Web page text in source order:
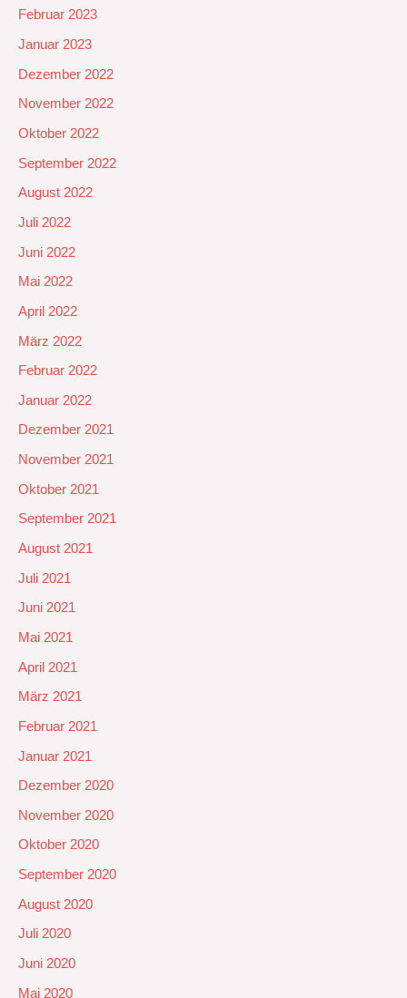
Februar 2023
Januar 2023
Dezember 2022
November 2022
Oktober 2022
September 2022
August 2022
Juli 2022
Juni 2022
Mai 2022
April 2022
März 2022
Februar 2022
Januar 2022
Dezember 2021
November 2021
Oktober 2021
September 2021
August 2021
Juli 2021
Juni 2021
Mai 2021
April 2021
März 2021
Februar 2021
Januar 2021
Dezember 2020
November 2020
Oktober 2020
September 2020
August 2020
Juli 2020
Juni 2020
Mai 2020